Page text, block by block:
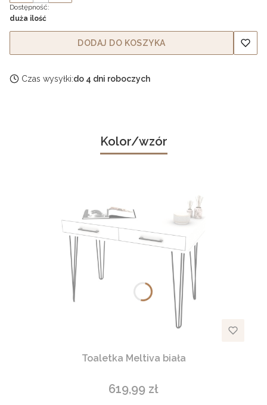
Dostępność:
duża ilość
DODAJ DO KOSZYKA
Czas wysyłki:do 4 dni roboczych
Kolor/wzór
Toaletka Meltiva biała
Cena
619,99 zł